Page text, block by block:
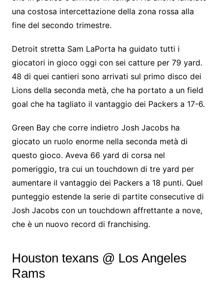
una costosa intercettazione della zona rossa alla
fine del secondo trimestre.
Detroit stretta Sam LaPorta ha guidato tutti i
giocatori in gioco oggi con sei catture per 79 yard.
48 di quei cantieri sono arrivati ​​sul primo disco dei
Lions della seconda metà, che ha portato a un field
goal che ha tagliato il vantaggio dei Packers a 17-6.
Green Bay che corre indietro Josh Jacobs ha
giocato un ruolo enorme nella seconda metà di
questo gioco. Aveva 66 yard di corsa nel
pomeriggio, tra cui un touchdown di tre yard per
aumentare il vantaggio dei Packers a 18 punti. Quel
punteggio estende la serie di partite consecutive di
Josh Jacobs con un touchdown affrettante a nove,
che è un nuovo record di franchising.
Houston texans @ Los Angeles
Rams